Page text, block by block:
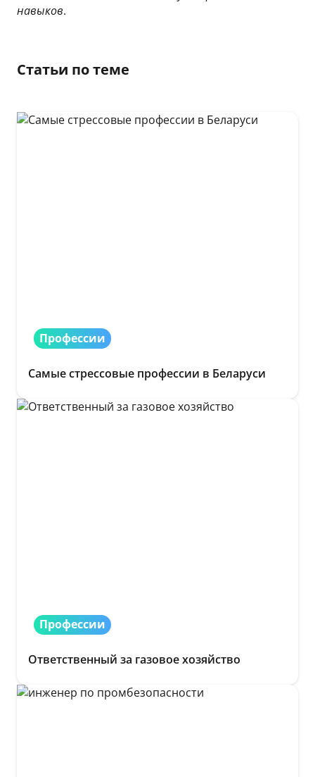
навыков.
Статьи по теме
Профессии
Самые стрессовые профессии в Беларуси
Профессии
Ответственный за газовое хозяйство